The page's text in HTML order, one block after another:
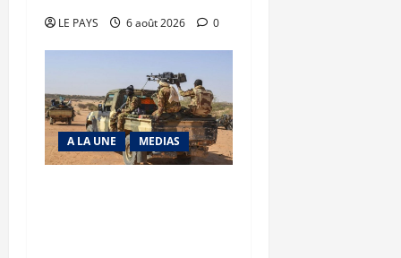
LE PAYS 6 août 2026 0
A LA UNE MEDIAS